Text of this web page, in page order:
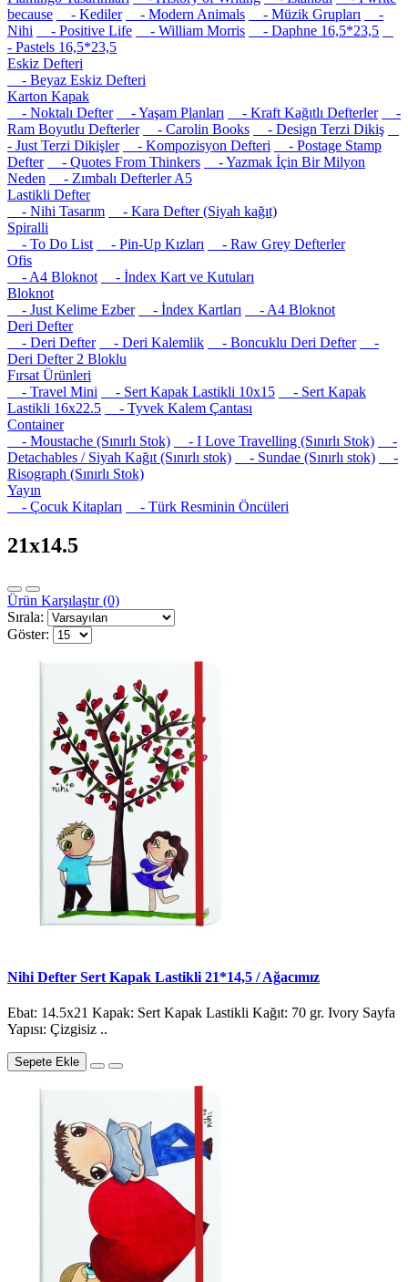
because
- Kediler - Modern Animals - Müzik Grupları
-
Nihi
- Positive Life - William Morris
- Daphne 16,5*23,5
- Pastels 16,5*23,5
Eskiz Defteri
- Beyaz Eskiz Defteri
Karton Kapak
- Noktalı Defter
- Yaşam Planları - Kraft Kağıtlı Defterler
-
Ram Boyutlu Defterler
- Carolin Books
- Design Terzi Dikiş
- Just Terzi Dikişler
- Kompozisyon Defteri
- Postage Stamp
Defter
- Quotes From Thinkers
- Yazmak İçin Bir Milyon
Neden
- Zımbalı Defterler A5
Lastikli Defter
- Nihi Tasarım
- Kara Defter (Siyah kağıt)
Spiralli
- To Do List
- Pin-Up Kızları
- Raw Grey Defterler
Ofis
- A4 Bloknot
- İndex Kart ve Kutuları
Bloknot
- Just Kelime Ezber
- İndex Kartları
- A4 Bloknot
Deri Defter
- Deri Defter
- Deri Kalemlik - Boncuklu Deri Defter
-
Deri Defter 2 Bloklu
Fırsat Ürünleri
- Travel Mini
- Sert Kapak Lastikli 10x15
- Sert Kapak
Lastikli 16x22.5
- Tyvek Kalem Çantası
Container
- Moustache (Sınırlı Stok)
- I Love Travelling (Sınırlı Stok)
-
Detachables / Siyah Kağıt (Sınırlı stok)
- Sundae (Sınırlı stok)
-
Risograph (Sınırlı Stok)
Yayın
- Çocuk Kitapları
- Türk Resminin Öncüleri
21x14.5
Ürün Karşılaştır (0)
Sırala:
Göster:
Nihi Defter Sert Kapak Lastikli 21*14,5 / Ağacımız
Ebat: 14.5x21 Kapak: Sert Kapak Lastikli Kağıt: 70 gr. Ivory Sayfa
Yapısı: Çizgisiz ..
Sepete Ekle